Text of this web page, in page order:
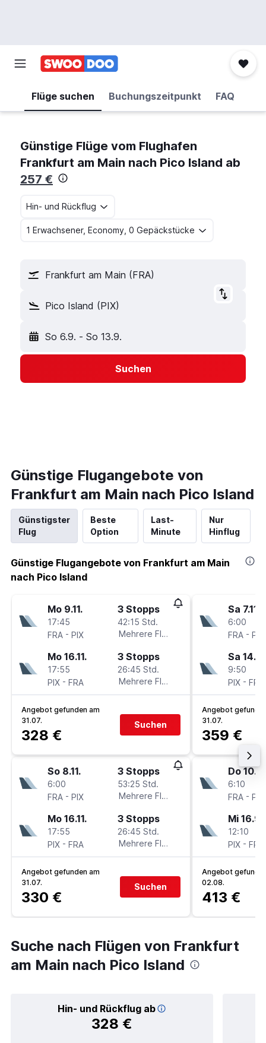
Flüge suchen Buchungszeitpunkt FAQ
Günstige Flüge vom Flughafen
Frankfurt am Main nach Pico Island ab
257 €
Hin- und Rückflug
1 Erwachsener, Economy, 0 Gepäckstücke
Frankfurt am Main (FRA)
Pico Island (PIX)
So 6.9. - So 13.9.
Suchen
Günstige Flugangebote von
Frankfurt am Main nach Pico Island
Günstigster
Flug
Beste
Option
Last-
Minute
Nur
Hinflug
Günstige Flugangebote von Frankfurt am Main
nach Pico Island
Mo 9.11.
17:45
FRA - PIX
3 Stopps
42:15 Std.
Mehrere Fluglinien
Mo 16.11.
17:55
PIX - FRA
3 Stopps
26:45 Std.
Mehrere Fluglinien
Angebot gefunden am
31.07.
328 €
Suchen
So 8.11.
6:00
FRA - PIX
3 Stopps
53:25 Std.
Mehrere Fluglinien
Mo 16.11.
17:55
PIX - FRA
3 Stopps
26:45 Std.
Mehrere Fluglinien
Angebot gefunden am
31.07.
330 €
Suchen
Sa 7.11.
6:00
FRA - PIX
Sa 14.11.
9:50
PIX - FRA
Angebot
31.07.
359 €
Do 10.9.
6:10
FRA - PIX
Mi 16.9.
12:10
PIX - FRA
Angebot
02.08.
413 €
Suche nach Flügen von Frankfurt
am Main nach Pico Island
Hin- und Rückflug ab
328 €